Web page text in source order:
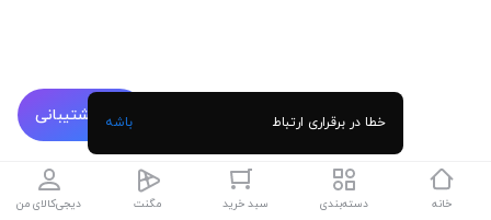
پشتیبانی
خانه دسته‌بندی سبد خرید مگنت دیجی‌کالای من
خطا در برقراری ارتباط باشه